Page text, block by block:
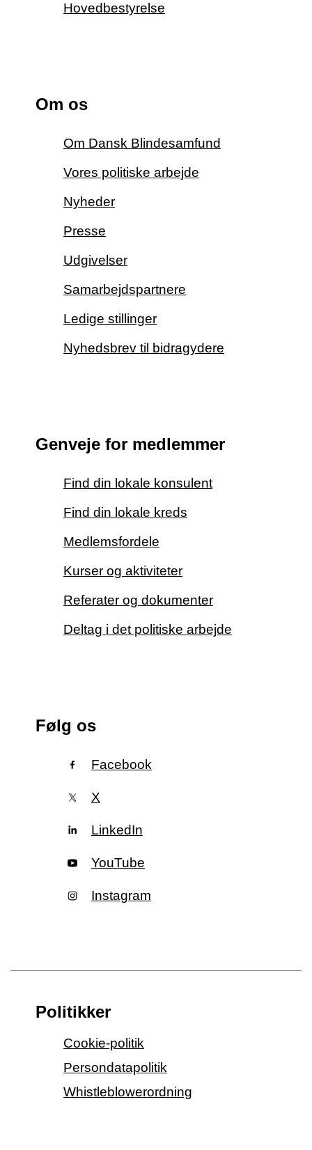
Hovedbestyrelse
Om os
Om Dansk Blindesamfund
Vores politiske arbejde
Nyheder
Presse
Udgivelser
Samarbejdspartnere
Ledige stillinger
Nyhedsbrev til bidragydere
Genveje for medlemmer
Find din lokale konsulent
Find din lokale kreds
Medlemsfordele
Kurser og aktiviteter
Referater og dokumenter
Deltag i det politiske arbejde
Følg os
Facebook
X
LinkedIn
YouTube
Instagram
Politikker
Cookie-politik
Persondatapolitik
Whistleblowerordning